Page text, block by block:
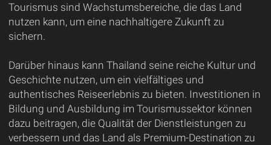
Tourismus sind Wachstumsbereiche, die das Land
nutzen kann, um eine nachhaltigere Zukunft zu
sichern.
Darüber hinaus kann Thailand seine reiche Kultur und
Geschichte nutzen, um ein vielfältiges und
authentisches Reiseerlebnis zu bieten. Investitionen in
Bildung und Ausbildung im Tourismussektor können
dazu beitragen, die Qualität der Dienstleistungen zu
verbessern und das Land als Premium-Destination zu